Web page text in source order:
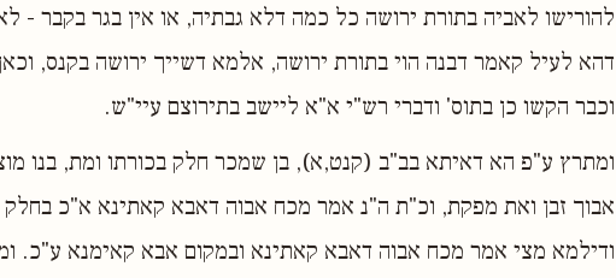
להורישו לאביה בתורת ירושה כל כמה דלא גבתיה, או אין בגר בקבר -
דהא לעיל קאמר דבנה הוי בתורת ירושה, אלמא דשייך ירושה בקנס,
וכבר הקשו כן בתוס' ודברי רש"י א"א ליישב בתירוצם עיי"ש.
ומתרץ ע"פ הא דאיתא בב"ב (קנט,א), בן שמכר חלק בכורתו ומת, בנו
אבוך זבן ואת מפקת, וכ"ת ה"נ אמר מכח אבוה דאבא קאתינא א"כ בחלק
ודילמא מצי אמר מכח אבוה דאבא קאתינא ובמקום אבא קאימנא ע"כ.